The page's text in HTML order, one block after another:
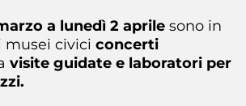
a lunedì 2 aprile sono in
musei civici concerti
visite guidate e laboratori per